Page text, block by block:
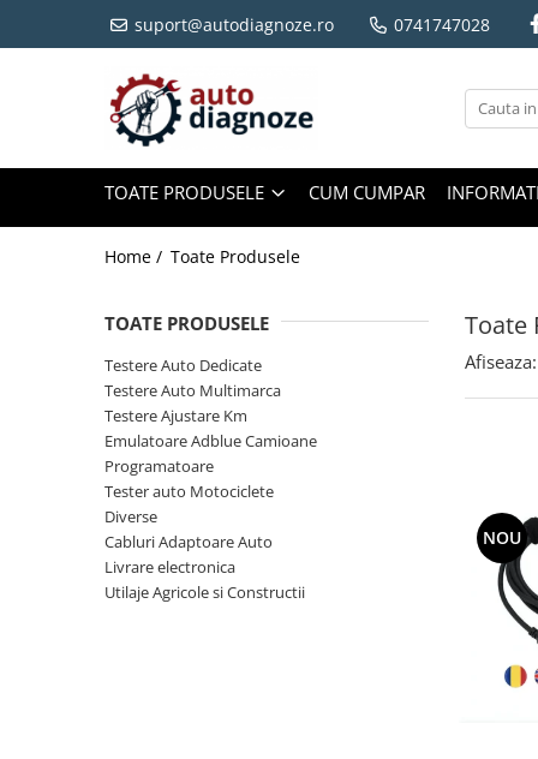
Toate Produsele
Testere Auto Dedicate
Testere Ajustare Km
Emulatoare Adblue Camioane
Programatoare
Utilaje Agricole si Constructii
suport@autodiagnoze.ro 0741747028
TOATE PRODUSELE CUM CUMPAR
Home / Toate Produsele
Toate
TOATE PRODUSELE
Testere Auto Dedicate
Testere Auto Multimarca
Testere Ajustare Km
Emulatoare Adblue Camioane
Programatoare
Tester auto Motociclete
Diverse
Cabluri Adaptoare Auto
Livrare electronica
Utilaje Agricole si Constructii
Afiseaza:
NOU